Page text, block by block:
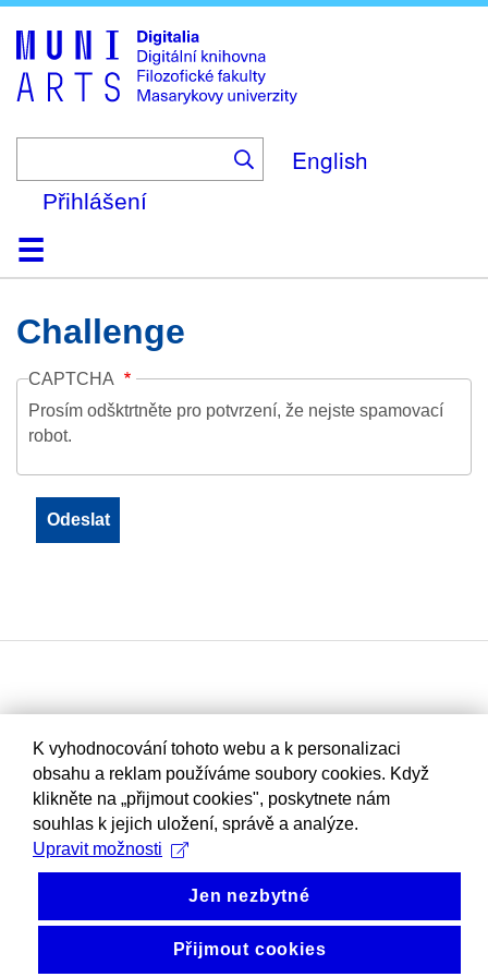
to
main
content
English
Přihlášení
DomůKolekce
Prohlížení
Vyhledávání
O platformě
Nápověda
KontaktDigitalia
Challenge
CAPTCHA
Prosím odšktrtněte pro potvrzení, že nejste spamovací
robot.
K vyhodnocování tohoto webu a k personalizaci
obsahu a reklam používáme soubory cookies. Když
klikněte na „přijmout cookies", poskytnete nám
souhlas k jejich uložení, správě a analýze.
Upravit možnosti
Jen nezbytné
Přijmout cookies